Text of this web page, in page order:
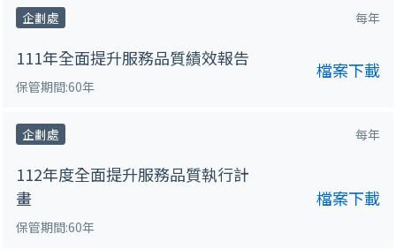
企劃處 每年
111年全面提升服務品質績效報告
保管期間:60年
檔案下載
企劃處 每年
112年度全面提升服務品質執行計
畫
保管期間:60年
檔案下載